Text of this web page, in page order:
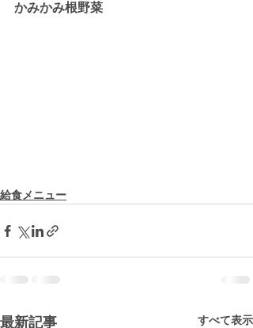
かみかみ根野菜
給食メニュー
最新記事 すべて表示